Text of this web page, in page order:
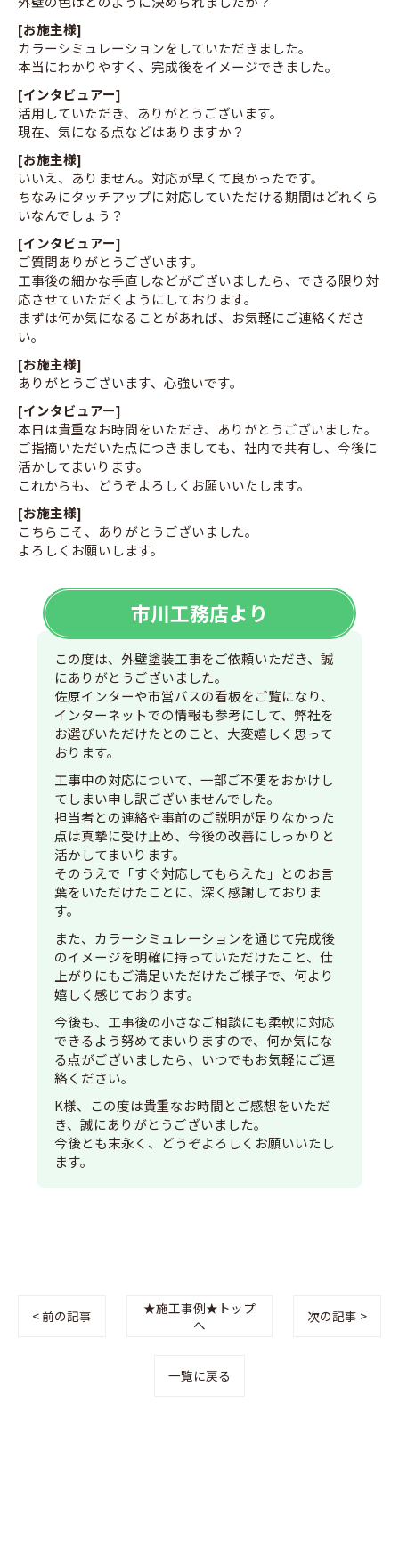
[お施主様]
カラーシミュレーションをしていただきました。
本当にわかりやすく、完成後をイメージできました。
[インタビュアー]
活用していただき、ありがとうございます。
現在、気になる点などはありますか？
[お施主様]
いいえ、ありません。対応が早くて良かったです。
ちなみにタッチアップに対応していただける期間はどれくら
いなんでしょう？
[インタビュアー]
ご質問ありがとうございます。
工事後の細かな手直しなどがございましたら、できる限り対
応させていただくようにしております。
まずは何か気になることがあれば、お気軽にご連絡くださ
い。
[お施主様]
ありがとうございます、心強いです。
[インタビュアー]
本日は貴重なお時間をいただき、ありがとうございました。
ご指摘いただいた点につきましても、社内で共有し、今後に
活かしてまいります。
これからも、どうぞよろしくお願いいたします。
[お施主様]
こちらこそ、ありがとうございました。
よろしくお願いします。
市川工務店より
この度は、外壁塗装工事をご依頼いただき、誠
にありがとうございました。
佐原インターや市営バスの看板をご覧になり、
インターネットでの情報も参考にして、弊社を
お選びいただけたとのこと、大変嬉しく思って
おります。
工事中の対応について、一部ご不便をおかけし
てしまい申し訳ございませんでした。
担当者との連絡や事前のご説明が足りなかった
点は真摯に受け止め、今後の改善にしっかりと
活かしてまいります。
そのうえで「すぐ対応してもらえた」とのお言
葉をいただけたことに、深く感謝しておりま
す。
また、カラーシミュレーションを通じて完成後
のイメージを明確に持っていただけたこと、仕
上がりにもご満足いただけたご様子で、何より
嬉しく感じております。
今後も、工事後の小さなご相談にも柔軟に対応
できるよう努めてまいりますので、何か気にな
る点がございましたら、いつでもお気軽にご連
絡ください。
K様、この度は貴重なお時間とご感想をいただ
き、誠にありがとうございました。
今後とも末永く、どうぞよろしくお願いいたし
ます。
< 前の記事
★施工事例★トップ
へ
次の記事 >
一覧に戻る